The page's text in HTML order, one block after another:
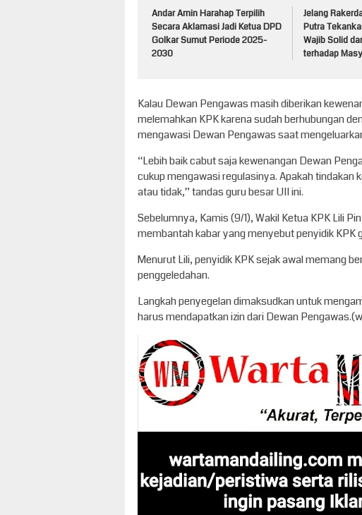
Andar Amin Harahap Terpilih
Secara Aklamasi Jadi Ketua DPD
Golkar Sumut Periode 2025-
2030
Jelang
Putra
Wajib Solid
terhadap
Kalau Dewan Pengawas masih diberikan
melemahkan KPK karena sudah berhubungan
mengawasi Dewan Pengawas saat
“Lebih baik cabut saja kewenangan Dewan
cukup mengawasi regulasinya. Apakah
atau tidak,” tandas guru besar UII ini.
Sebelumnya, Kamis (9/1), Wakil Ketua KPK Lili
membantah kabar yang menyebut penyidik KPK
Menurut Lili, penyidik KPK sejak awal memang
penggeledahan.
Langkah penyegelan dimaksudkan untuk
harus mendapatkan izin dari Dewan